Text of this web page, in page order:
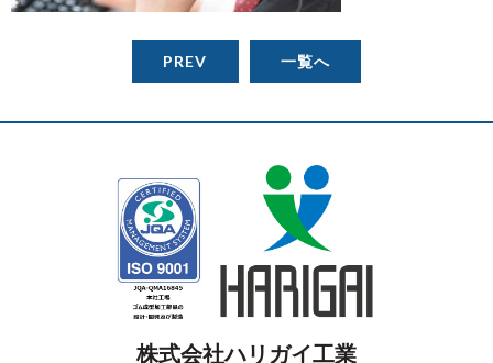
PREV 一覧へ
株式会社ハリガイ工業